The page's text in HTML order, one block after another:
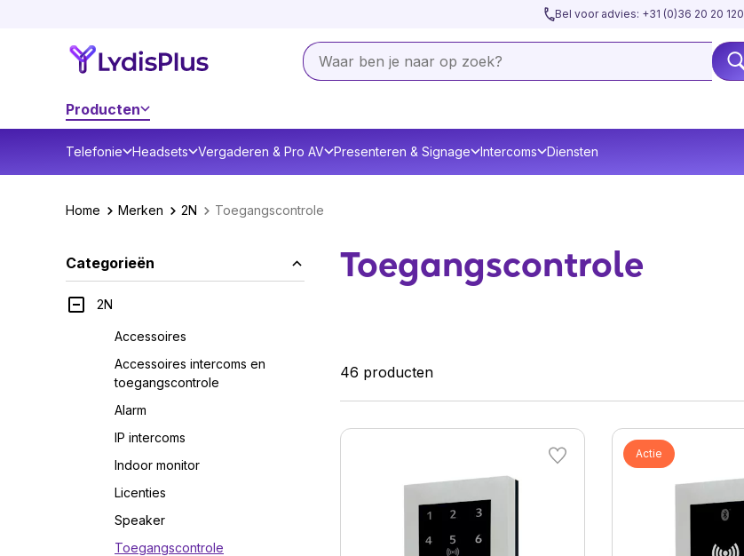
Bel voor advies: +31 (0)36 20 20 120
Producten
Telefonie Headsets Vergaderen & Pro AV Presenteren & Signage Intercoms Diensten
Home Merken 2N Toegangscontrole
Categorieën
2N
Accessoires
Accessoires intercoms en
toegangscontrole
Alarm
IP intercoms
Indoor monitor
Licenties
Speaker
Toegangscontrole
Toegangs­controle
46 producten
Actie